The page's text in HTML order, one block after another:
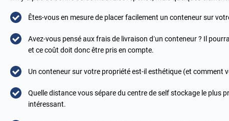
Êtes-vous en mesure de placer facilement un conteneur sur
Avez-vous pensé aux frais de livraison d’un conteneur ? Il
et ce coût doit donc être pris en compte.
Un conteneur sur votre propriété est-il esthétique (et comment
Quelle distance vous sépare du centre de self stockage le plus
intéressant.